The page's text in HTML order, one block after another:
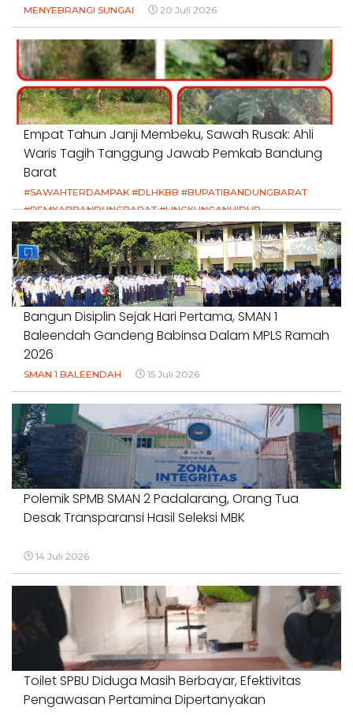
MENYEBRANGI SUNGAI 20 Juli 2026
Empat Tahun Janji Membeku, Sawah Rusak: Ahli
Waris Tagih Tanggung Jawab Pemkab Bandung
Barat
#SAWAHTERDAMPAK #DLHKBB #BUPATIBANDUNGBARAT
#PEMKABBANDUNGBARAT #LINGKUNGANHIDUP
#HAKPETANI #KEADILANUNTUKPETANI
#NORMALISASISALURAN #IRIGASIRUSAK
#DUGAANPENCEMARAN #AKUNTABILITASPEMERINTAH
18 Juli 2026
Bangun Disiplin Sejak Hari Pertama, SMAN 1
Baleendah Gandeng Babinsa Dalam MPLS Ramah
2026
SMAN 1 BALEENDAH 15 Juli 2026
Polemik SPMB SMAN 2 Padalarang, Orang Tua
Desak Transparansi Hasil Seleksi MBK
14 Juli 2026
Toilet SPBU Diduga Masih Berbayar, Efektivitas
Pengawasan Pertamina Dipertanyakan